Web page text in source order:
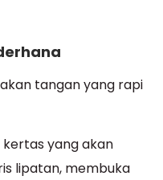
tangan yang rapi
yang akan
lipatan, membuka